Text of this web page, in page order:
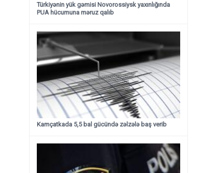
Türkiyənin yük gəmisi Novorossiysk yaxınlığında
PUA hücumuna məruz qalıb
Kamçatkada 5,5 bal gücündə zəlzələ baş verib